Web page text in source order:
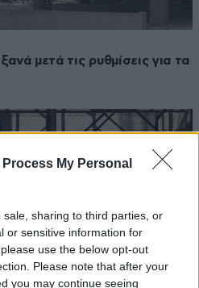
Process My Personal
sharing to third parties, or
or sensitive information for
use the below opt-out
Please note that after your
you may continue seeing
μετά τις ρυθμίσεις για τα